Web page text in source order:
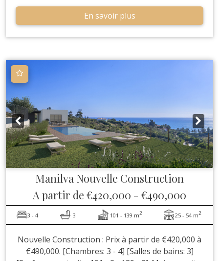
En savoir plus
Manilva Nouvelle Construction
A partir de €420,000 - €490,000
3 - 4 3 101 - 139 m2 25 - 54 m2
Nouvelle Construction : Prix à partir de €420,000 à
€490,000. [Chambres: 3 - 4] [Salles de bains: 3]